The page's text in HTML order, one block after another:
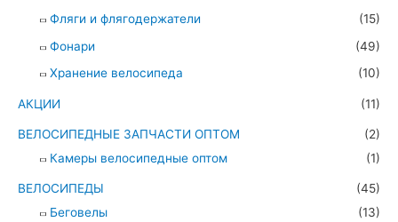
Фляги и флягодержатели
(15)
Фонари
(49)
Хранение велосипеда
(10)
АКЦИИ (11)
ВЕЛОСИПЕДНЫЕ ЗАПЧАСТИ ОПТОМ
(2)
Камеры велосипедные оптом
(1)
ВЕЛОСИПЕДЫ
(45)
Беговелы
(13)